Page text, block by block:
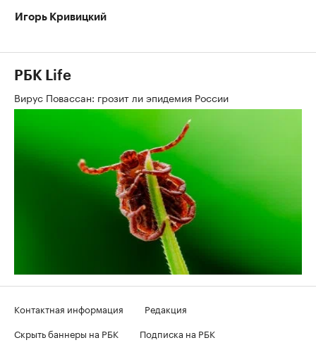
Игорь Кривицкий
РБК Life
Вирус Повассан: грозит ли эпидемия России
Контактная информация
Редакция
Скрыть баннеры на РБК
Подписка на РБК